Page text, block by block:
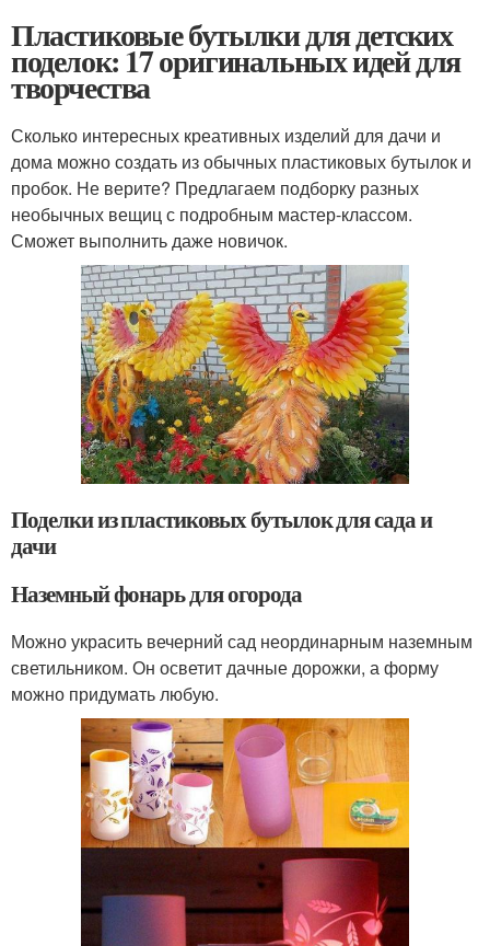
Пластиковые бутылки для детских
поделок: 17 оригинальных идей для
творчества
Сколько интересных креативных изделий для дачи и
дома можно создать из обычных пластиковых бутылок и
пробок. Не верите? Предлагаем подборку разных
необычных вещиц с подробным мастер-классом.
Сможет выполнить даже новичок.
Поделки из пластиковых бутылок для сада и
дачи
Наземный фонарь для огорода
Можно украсить вечерний сад неординарным наземным
светильником. Он осветит дачные дорожки, а форму
можно придумать любую.